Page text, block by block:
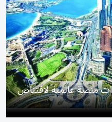
منصة عالمية لاقتناص